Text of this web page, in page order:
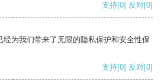
支持[0] 反对[0]
为我们带来了无限的隐私保护和安全性保
支持[0] 反对[0]